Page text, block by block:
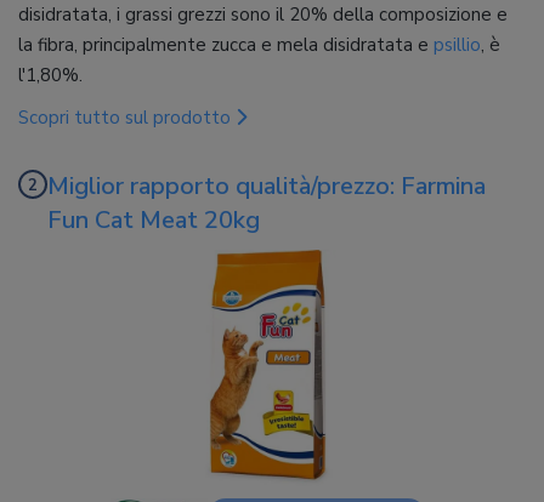
disidratata, i grassi grezzi sono il 20% della composizione e
la fibra, principalmente zucca e mela disidratata e psillio, è
l'1,80%.
Scopri tutto sul prodotto
Miglior rapporto qualità/prezzo: Farmina
Fun Cat Meat 20kg